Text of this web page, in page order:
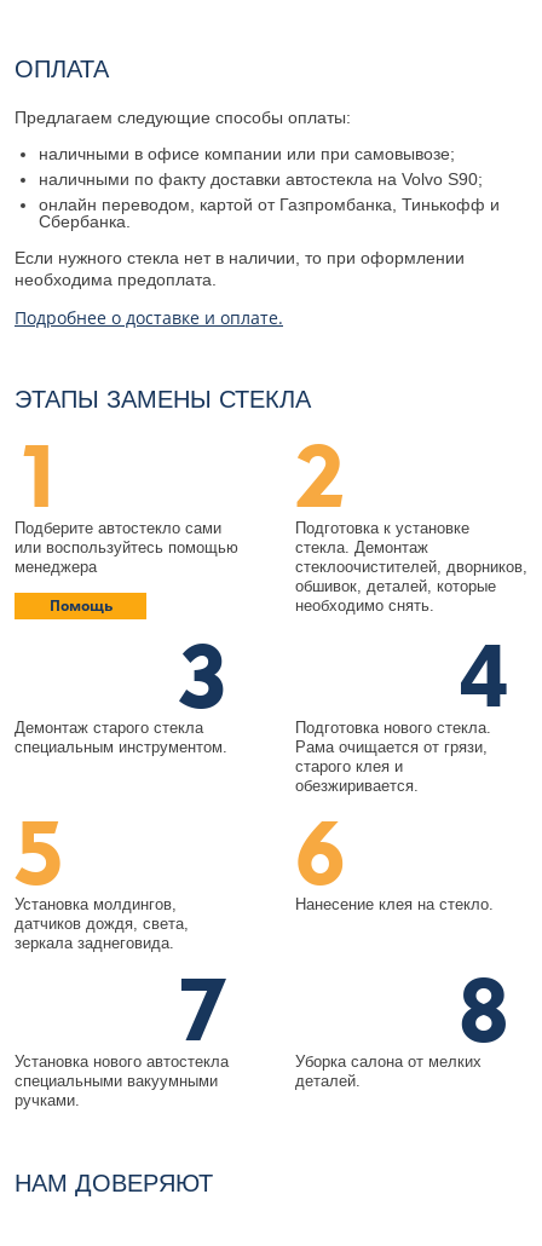
ОПЛАТА
Предлагаем следующие способы оплаты:
наличными в офисе компании или при самовывозе;
наличными по факту доставки автостекла на Volvo S90;
онлайн переводом, картой от Газпромбанка, Тинькофф и
Сбербанка.
Если нужного стекла нет в наличии, то при оформлении
необходима предоплата.
Подробнее о доставке и оплате.
ЭТАПЫ ЗАМЕНЫ СТЕКЛА
1
Подберите автостекло сами
или воспользуйтесь помощью
менеджера
Помощь
2
Подготовка к установке
стекла. Демонтаж
стеклоочистителей, дворников,
обшивок, деталей, которые
необходимо снять.
3
Демонтаж старого стекла
специальным инструментом.
4
Подготовка нового стекла.
Рама очищается от грязи,
старого клея и
обезжиривается.
5
Установка молдингов,
датчиков дождя, света,
зеркала заднеговида.
6
Нанесение клея на стекло.
7
Установка нового автостекла
специальными вакуумными
ручками.
8
Уборка салона от мелких
деталей.
НАМ ДОВЕРЯЮТ